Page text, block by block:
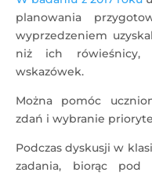
planowania
wyprzedzeniem
niż ich rówieśnicy,
wskazówek.
Można pomóc
zdań i wybranie
Podczas dyskusji w
zadania, biorąc